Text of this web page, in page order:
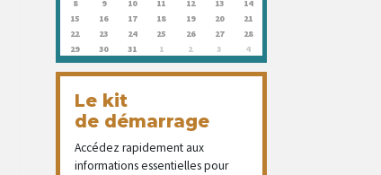
8
9 10 11 12 13
14
15
16 17 18 19 20
21
22
23 24 25 26 27
28
29
30 31 1 2 3 4
Le kit
de démarrage
Accédez rapidement aux
informations essentielles pour